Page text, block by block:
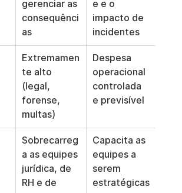
gerenciar as
consequênci
as
e e o
impacto de
incidentes
Extremamen
te alto
(legal,
forense,
multas)
Despesa
operacional
controlada
e previsível
Sobrecarreg
a as equipes
jurídica, de
RH e de
Capacita as
equipes a
serem
estratégicas